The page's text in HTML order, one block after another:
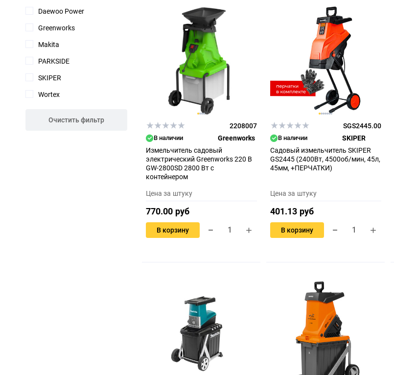
Daewoo Power
Greenworks
Makita
PARKSIDE
SKIPER
Wortex
Очистить фильтр
2208007
В наличии
Greenworks
Измельчитель садовый
электрический Greenworks 220 В
GW-2800SD 2800 Вт с
контейнером
Цена за штуку
770.00 руб
В корзину
SGS2445.00
В наличии
SKIPER
Садовый измельчитель SKIPER
GS2445 (2400Вт, 4500об/мин, 45л,
45мм, +ПЕРЧАТКИ)
Цена за штуку
401.13 руб
В корзину